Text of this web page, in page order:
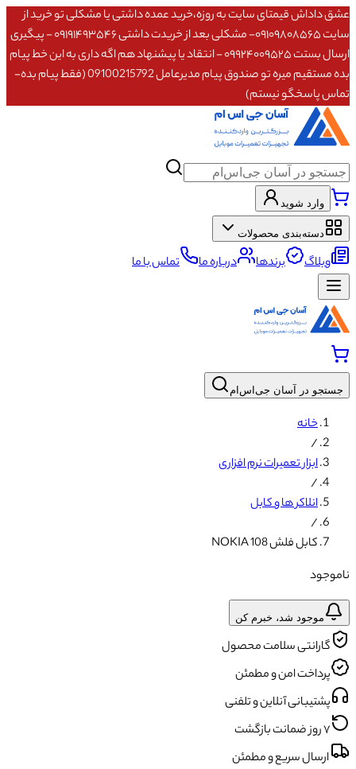
عشق داداش قیمتای سایت به روزه،خرید عمده داشتی یا مشکلی تو خرید از
سایت ۰۹۱۰۹۸۰۸۵۶۵- مشکلی بعد از خریدت داشتی ۰۹۱۹۱۴۹۳۵۴۶ - پیگیری
ارسال بستت ۰۹۹۲۴۰۰۹۵۲۵ - انتقاد یا پیشنهاد هم اگه داری به این خط پیام
بده مستقیم میره تو صندوق پیام مدیرعامل 09100215792 (فقط پیام بده-
تماس پاسخگو نیستم)
وارد شوید
دسته‌بندی محصولات
وبلاگ برندها درباره ما تماس با ما
جستجو در آسان جی‌اس‌ام
خانه
/
ابزار تعمیرات نرم افزاری
/
انلاکر ها و کابل
/
کابل فلش NOKIA 108
ناموجود
موجود شد، خبرم کن
گارانتی سلامت محصول
پرداخت امن و مطمئن
پشتیبانی آنلاین و تلفنی
۷ روز ضمانت بازگشت
ارسال سریع و مطمئن